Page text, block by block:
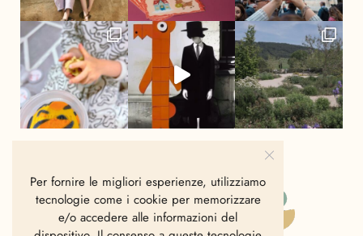
Per fornire le migliori esperienze, utilizziamo
tecnologie come i cookie per memorizzare
e/o accedere alle informazioni del